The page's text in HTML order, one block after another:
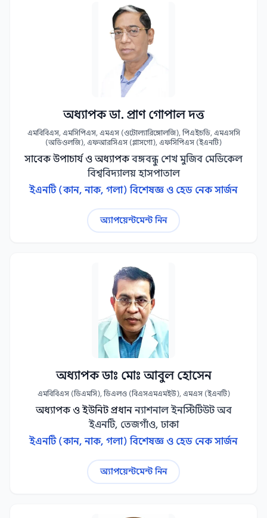
অধ্যাপক ডা. প্রাণ গোপাল দত্ত
এমবিবিএস, এমসিপিএস, এমএস (ওটোল্যারিঙ্গোলজি), পিএইচডি, এমএসসি
(অডিওলজি), এফআরসিএস (গ্লাসগো), এফসিপিএস (ইএনটি)
সাবেক উপাচার্য ও অধ্যাপক বঙ্গবন্ধু শেখ মুজিব মেডিকেল
বিশ্ববিদ্যালয় হাসপাতাল
ইএনটি (কান, নাক, গলা) বিশেষজ্ঞ ও হেড নেক সার্জন
অ্যাপয়েন্টমেন্ট নিন
অধ্যাপক ডাঃ মোঃ আবুল হোসেন
এমবিবিএস (ডিএমসি), ডিএলও (বিএসএমএমইউ), এমএস (ইএনটি)
অধ্যাপক ও ইউনিট প্রধান ন্যাশনাল ইনস্টিটিউট অব
ইএনটি, তেজগাঁও, ঢাকা
ইএনটি (কান, নাক, গলা) বিশেষজ্ঞ ও হেড নেক সার্জন
অ্যাপয়েন্টমেন্ট নিন